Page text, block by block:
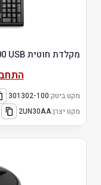
מקלדת חוטית HP 100 USB
מקט ביטק:301302-100
מקט יצרן:2UN30AA